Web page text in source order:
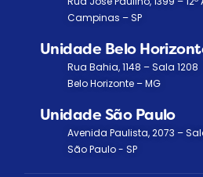
Campinas – SP
Unidade Belo
Rua Bahia, 1148 – Sala 1208
Belo Horizonte – MG
Unidade São Paulo
Avenida Paulista, 2073 –
São Paulo - SP